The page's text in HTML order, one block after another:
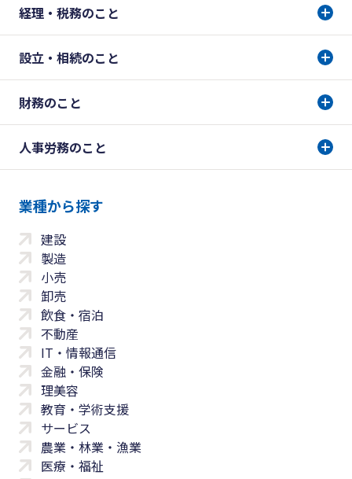
経理・税務のこと
設立・相続のこと
財務のこと
人事労務のこと
業種から探す
建設
製造
小売
卸売
飲食・宿泊
不動産
IT・情報通信
金融・保険
理美容
教育・学術支援
サービス
農業・林業・漁業
医療・福祉